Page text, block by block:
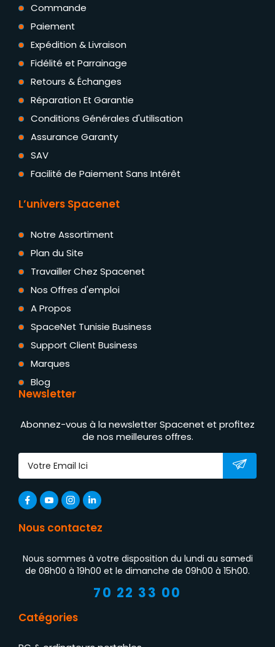
Commande
Paiement
Expédition & Livraison
Fidélité et Parrainage
Retours & Échanges
Réparation Et Garantie
Conditions Générales d'utilisation
Assurance Garanty
SAV
Facilité de Paiement Sans Intérêt
L’univers Spacenet
Notre Assortiment
Plan du Site
Travailler Chez Spacenet
Nos Offres d'emploi
A Propos
SpaceNet Tunisie Business
Support Client Business
Marques
Blog
Newsletter
Abonnez-vous à la newsletter Spacenet et profitez
de nos meilleures offres.
Nous contactez
Nous sommes à votre disposition du lundi au samedi
de 08h00 à 19h00 et le dimanche de 09h00 à 15h00.
70 22 33 00
Catégories